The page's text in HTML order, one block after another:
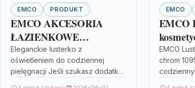
EMCO PRODUKT
EMCO AKCESORIA
ŁAZIENKOWE
LUSTERKO
KOSMETYCZNE Z
OŚWIETLENIEM
Eleganckie lusterko z
oświetleniem do codziennej
pielęgnacji Jeśli szukasz dodatku,
EMCO
EMCO
EMCO
chrom